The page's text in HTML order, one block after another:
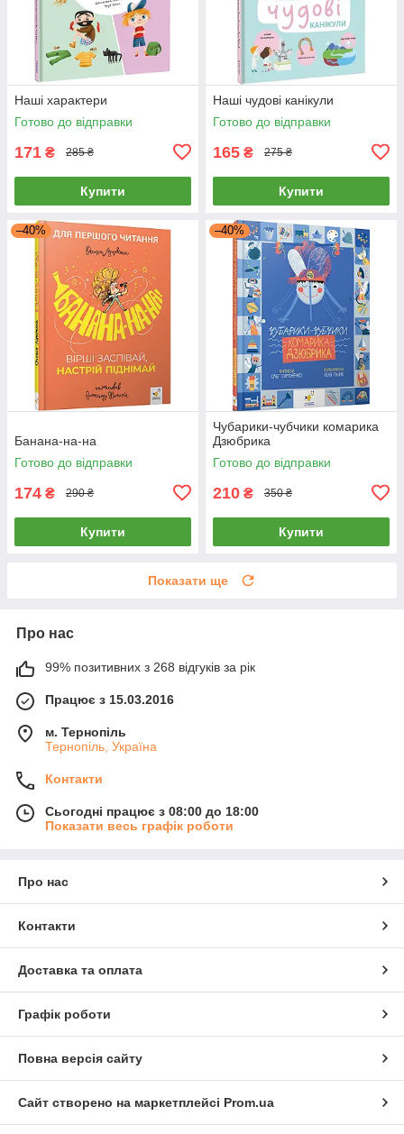
Наші характери
Готово до відправки
171 ₴ 285 ₴
Купити
Наші чудові канікули
Готово до відправки
165 ₴ 275 ₴
Купити
–40%
Банана-на-на
Готово до відправки
174 ₴ 290 ₴
Купити
–40%
Чубарики-чубчики комарика
Дзюбрика
Готово до відправки
210 ₴ 350 ₴
Купити
Показати ще
Про нас
99% позитивних з 268 відгуків за рік
Працює з 15.03.2016
м. Тернопіль
Тернопіль, Україна
Контакти
Сьогодні працює з 08:00 до 18:00
Показати весь графік роботи
Про нас
Контакти
Доставка та оплата
Графік роботи
Повна версія сайту
Сайт створено на маркетплейсі Prom.ua